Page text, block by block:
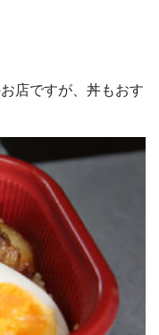
店ですが、丼もおす